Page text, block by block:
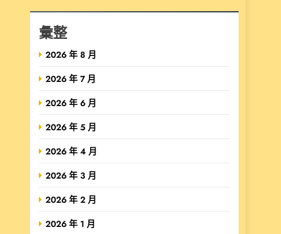
彙整
2026 年 8 月
2026 年 7 月
2026 年 6 月
2026 年 5 月
2026 年 4 月
2026 年 3 月
2026 年 2 月
2026 年 1 月